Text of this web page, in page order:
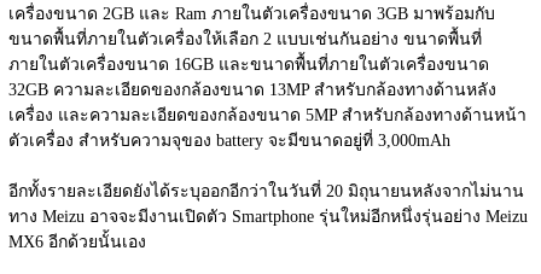
เครื่องขนาด 2GB และ Ram ภายในตัวเครื่องขนาด 3GB มาพร้อมกับ
ขนาดพื้นที่ภายในตัวเครื่องให้เลือก 2 แบบเช่นกันอย่าง ขนาดพื้นที่
ภายในตัวเครื่องขนาด 16GB และขนาดพื้นที่ภายในตัวเครื่องขนาด
32GB ความละเอียดของกล้องขนาด 13MP สำหรับกล้องทางด้านหลัง
เครื่อง และความละเอียดของกล้องขนาด 5MP สำหรับกล้องทางด้านหน้า
ตัวเครื่อง สำหรับความจุของ battery จะมีขนาดอยู่ที่ 3,000mAh
อีกทั้งรายละเอียดยังได้ระบุออกอีกว่าในวันที่ 20 มิถุนายนหลังจากไม่นาน
ทาง Meizu อาจจะมีงานเปิดตัว Smartphone รุ่นใหม่อีกหนึ่งรุ่นอย่าง Meizu
MX6 อีกด้วยนั้นเอง